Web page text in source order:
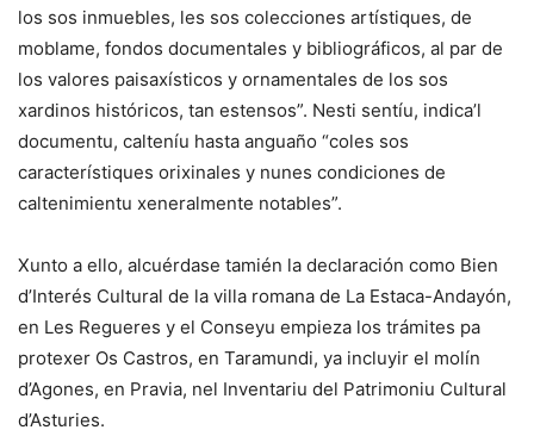
los sos inmuebles, les sos colecciones artístiques, de
moblame, fondos documentales y bibliográficos, al par de
los valores paisaxísticos y ornamentales de los sos
xardinos históricos, tan estensos”. Nesti sentíu, indica’l
documentu, calteníu hasta anguaño “coles sos
característiques orixinales y nunes condiciones de
caltenimientu xeneralmente notables”.
Xunto a ello, alcuérdase tamién la declaración como Bien
d’Interés Cultural de la villa romana de La Estaca-Andayón,
en Les Regueres y el Conseyu empieza los trámites pa
protexer Os Castros, en Taramundi, ya incluyir el molín
d’Agones, en Pravia, nel Inventariu del Patrimoniu Cultural
d’Asturies.